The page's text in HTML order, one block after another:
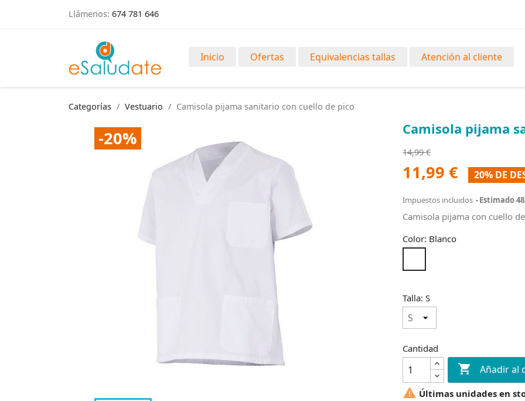
Llámenos: 674 781 646
Inicio Ofertas Equivalencias tallas Atención al cliente
Categorías Vestuario Camisola pijama sanitario con cuello de pico
-20% Camisola pijama
14,99 €
11,99 € 20% DE
Impuestos incluidos Estimado
Camisola pijama con cuello
Color: Blanco
Talla: S
Cantidad
 Añadir al
 Últimas unidades en